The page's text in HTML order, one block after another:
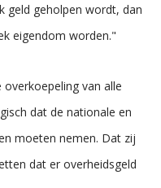
geld geholpen wordt, dan
eigendom worden."
van alle
dat de nationale en
moeten nemen. Dat zij
dat er overheidsgeld